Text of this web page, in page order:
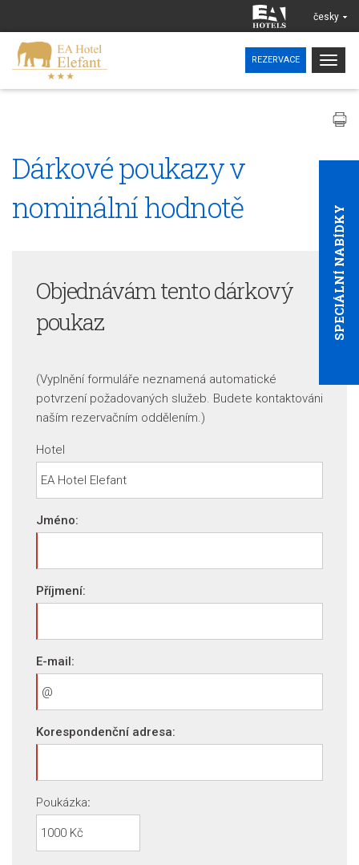
česky
REZERVACE
SPECIÁLNÍ NABÍDKY
Dárkové poukazy v
nominální hodnotě
Objednávám tento dárkový
poukaz
(Vyplnění formuláře neznamená automatické
potvrzení požadovaných služeb. Budete kontaktováni
naším rezervačním oddělením.)
Hotel
Jméno:
Příjmení:
E-mail:
Korespondenční adresa:
Poukázka: